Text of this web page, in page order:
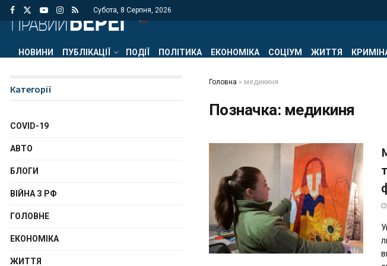
Субота, 8 Серпня, 2026
НОВИНИ ПУБЛІКАЦІЇ ПОДІЇ ПОЛІТИКА ЕКОНОМІКА СОЦІУМ ЖИТТЯ
Головна » медикиня
Позначка: медикиня
Категорії
COVID-19
АВТО
БЛОГИ
ВІЙНА З РФ
ГОЛОВНЕ
ЕКОНОМІКА
ЖИТТЯ